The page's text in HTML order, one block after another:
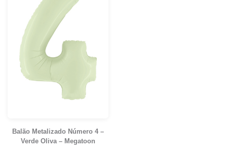
Balão Metalizado Número 4 –
Verde Oliva – Megatoon